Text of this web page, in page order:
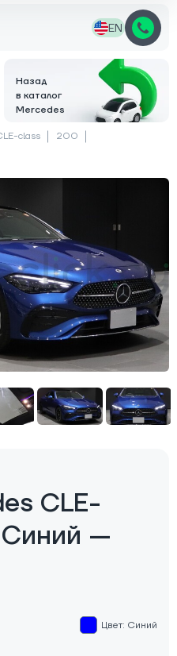
EN
Назад
в каталог
Mercedes
class
200
CLE-
—
Цвет: Синий